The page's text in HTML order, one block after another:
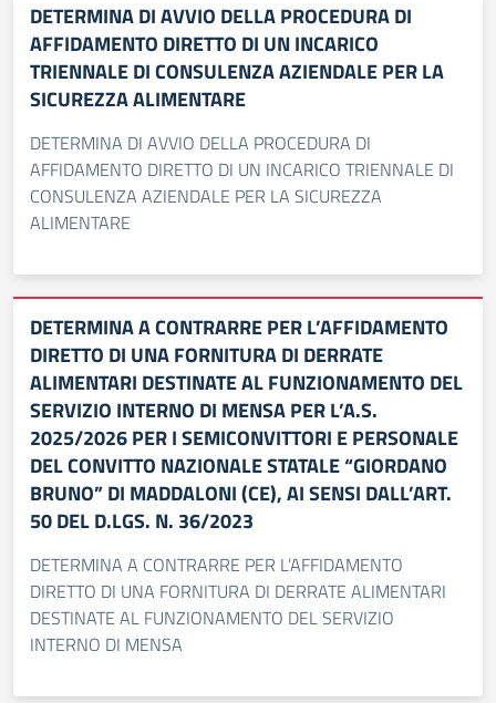
DETERMINA DI AVVIO DELLA PROCEDURA DI
AFFIDAMENTO DIRETTO DI UN INCARICO
TRIENNALE DI CONSULENZA AZIENDALE PER LA
SICUREZZA ALIMENTARE
DETERMINA DI AVVIO DELLA PROCEDURA DI
AFFIDAMENTO DIRETTO DI UN INCARICO TRIENNALE DI
CONSULENZA AZIENDALE PER LA SICUREZZA
ALIMENTARE
DETERMINA A CONTRARRE PER L’AFFIDAMENTO
DIRETTO DI UNA FORNITURA DI DERRATE
ALIMENTARI DESTINATE AL FUNZIONAMENTO DEL
SERVIZIO INTERNO DI MENSA PER L’A.S.
2025/2026 PER I SEMICONVITTORI E PERSONALE
DEL CONVITTO NAZIONALE STATALE “GIORDANO
BRUNO” DI MADDALONI (CE), AI SENSI DALL’ART.
50 DEL D.LGS. N. 36/2023
DETERMINA A CONTRARRE PER L’AFFIDAMENTO
DIRETTO DI UNA FORNITURA DI DERRATE ALIMENTARI
DESTINATE AL FUNZIONAMENTO DEL SERVIZIO
INTERNO DI MENSA